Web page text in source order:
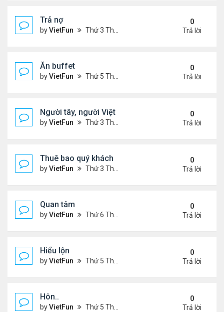
Trả nợ
byVietFun Thứ 3 Tháng 12 13, 2022 12:44 pm
0
Trả lời
Ăn buffet
byVietFun Thứ 5 Tháng 12 01, 2022 12:22 pm
0
Trả lời
Người tây, người Việt
byVietFun Thứ 3 Tháng 11 22, 2022 1:25 pm
0
Trả lời
Thuê bao quý khách
byVietFun Thứ 3 Tháng 11 22, 2022 12:14 pm
0
Trả lời
Quan tâm
byVietFun Thứ 6 Tháng 8 12, 2022 12:54 pm
0
Trả lời
Hiểu lộn
byVietFun Thứ 5 Tháng 7 14, 2022 5:08 pm
0
Trả lời
Hôn..
byVietFun Thứ 5 Tháng 7 14, 2022 4:59 pm
0
Trả lời